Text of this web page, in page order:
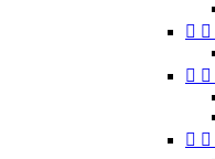
 
 
 